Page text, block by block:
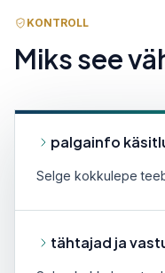
KONTROLL
Miks see
palgainfo
Selge kokkulepe
tähtajad ja